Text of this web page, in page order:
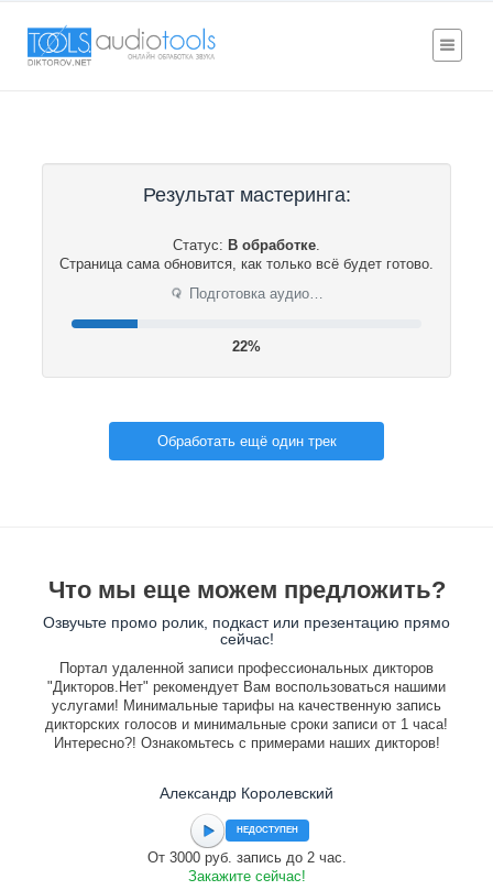
Результат мастеринга:
Статус: В обработке.
Страница сама обновится, как только всё будет готово.
⟳ Подготовка аудио…
22%
Обработать ещё один трек
Что мы еще можем предложить?
Озвучьте промо ролик, подкаст или презентацию прямо
сейчас!
Портал удаленной записи профессиональных дикторов
"Дикторов.Нет" рекомендует Вам воспользоваться нашими
услугами! Минимальные тарифы на качественную запись
дикторских голосов и минимальные сроки записи от 1 часа!
Интересно?! Ознакомьтесь с примерами наших дикторов!
Александр Королевский
НЕДОСТУПЕН
От 3000 руб. запись до 2 час.
Закажите сейчас!